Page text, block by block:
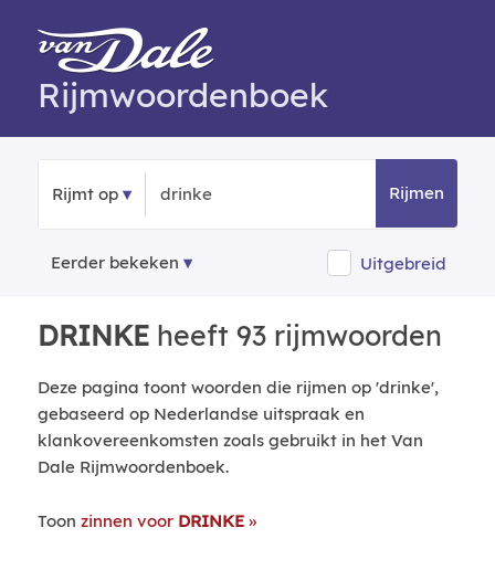
Rijmwoordenboek
Rijmt op Rijmen
Eerder bekeken Uitgebreid
DRINKEheeft 93 rijmwoorden
Deze pagina toont woorden die rijmen op 'drinke',
gebaseerd op Nederlandse uitspraak en
klankovereenkomsten zoals gebruikt in het Van
Dale Rijmwoordenboek.
Toon zinnen voor DRINKE